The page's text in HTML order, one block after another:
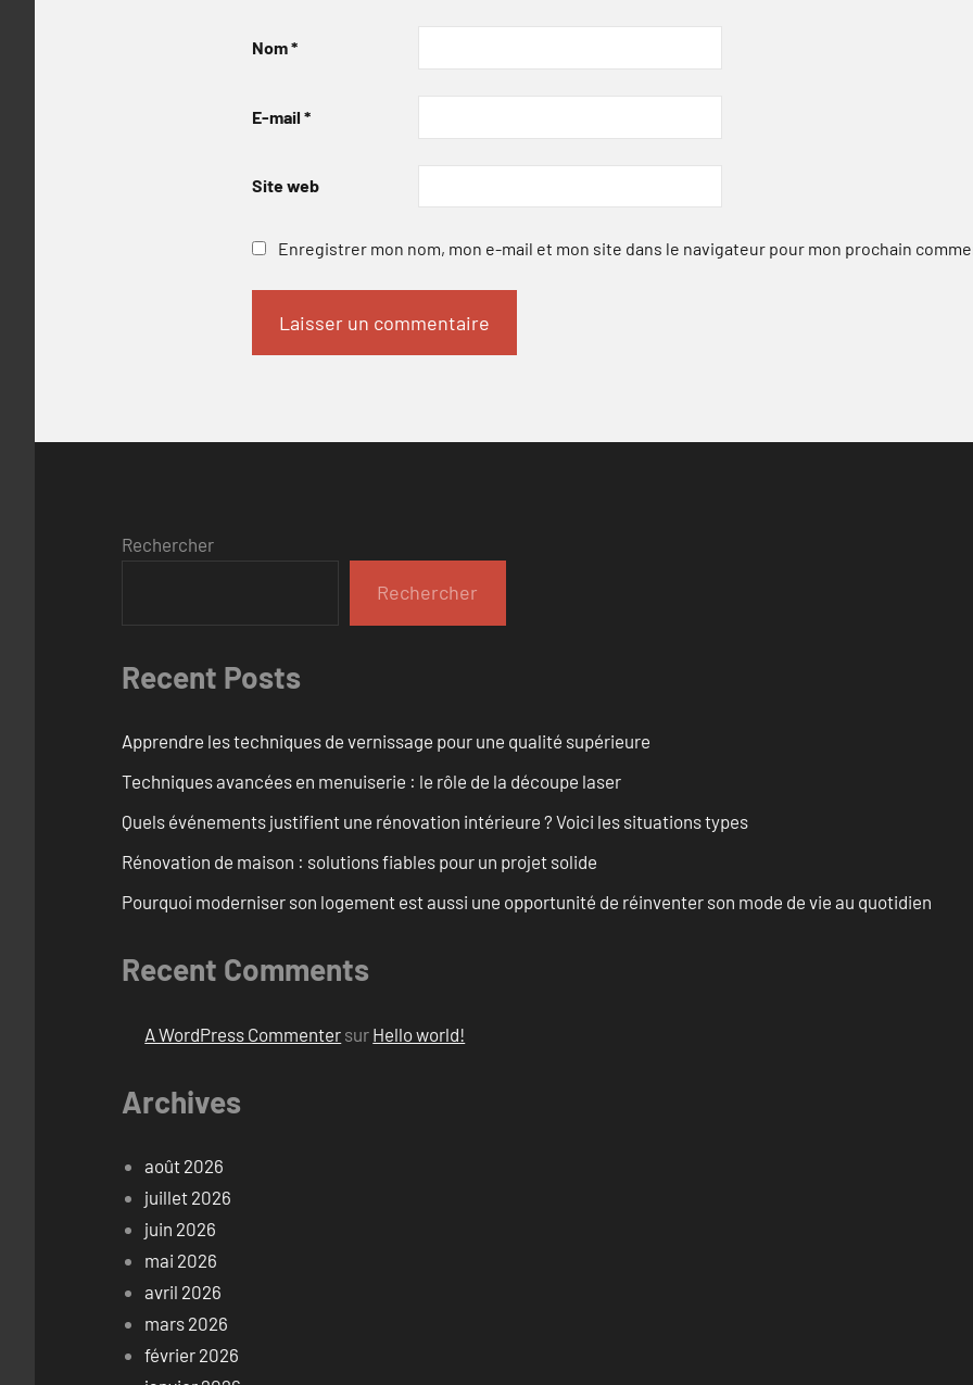
Nom*
E-mail *
Site web
Enregistrer mon nom, mon e-mail et mon site dans le navigateur pour mon prochain
Rechercher
Rechercher
Recent Posts
Apprendre les techniques de vernissage pour une qualité supérieure
Techniques avancées en menuiserie : le rôle de la découpe laser
Quels événements justifient une rénovation intérieure ? Voici les situations types
Rénovation de maison : solutions fiables pour un projet solide
Pourquoi moderniser son logement est aussi une opportunité de réinventer son mode de vie au quotidien
Recent Comments
A WordPress Commenter sur Hello world!
Archives
août 2026
juillet 2026
juin 2026
mai 2026
avril 2026
mars 2026
février 2026